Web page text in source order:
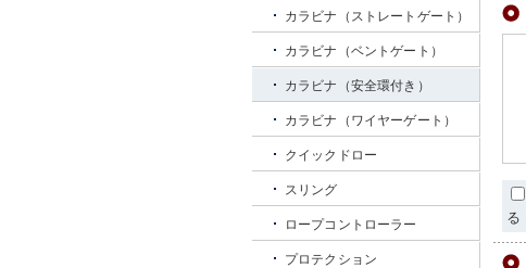
る
カラビナ（ストレートゲート）
カラビナ（ベントゲート）
カラビナ（安全環付き）
カラビナ（ワイヤーゲート）
クイックドロー
スリング
ロープコントローラー
プロテクション